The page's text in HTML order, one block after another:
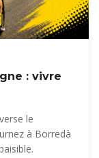
: vivre
le
à Borredà